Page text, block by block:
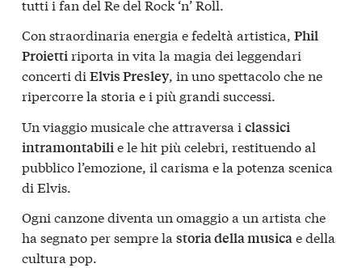
tutti i fan del Re del Rock ‘n’ Roll.
Con straordinaria energia e fedeltà artistica, Phil
Proiettiriporta in vita la magia dei leggendari
concerti di Elvis Presley, in uno spettacolo che ne
ripercorre la storia e i più grandi successi.
Un viaggio musicale che attraversa i classici
intramontabilie le hit più celebri, restituendo al
pubblico l’emozione, il carisma e la potenza scenica
di Elvis.
Ogni canzone diventa un omaggio a un artista che
ha segnato per sempre la storia della musicae della
cultura pop.